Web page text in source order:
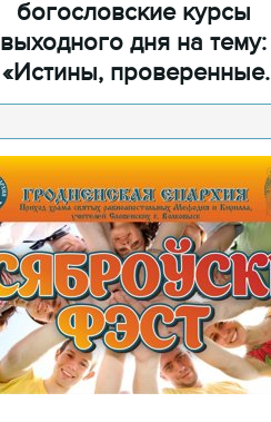
богословские курсы
выходного дня на тему:
«Истины, проверенные
временем»